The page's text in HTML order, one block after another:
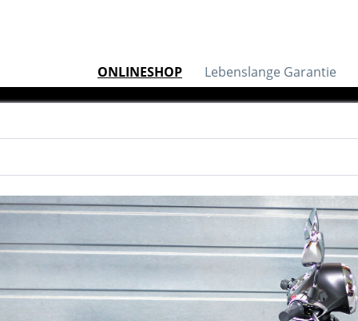
ONLINESHOP Lebenslange Garantie